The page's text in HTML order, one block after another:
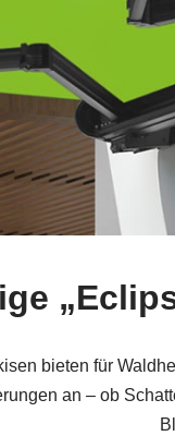
bieten für
an – ob